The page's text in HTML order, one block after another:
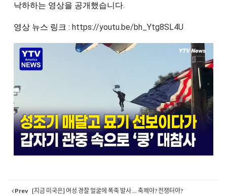
낙하하는 영상을 공개했습니다.
영상 뉴스 링크 : https://youtu.be/bh_Ytg8SL4U
Prev [지금 미국은] 여성 경찰 얼굴에 폭죽 발사 ... 축제야? 전쟁터야?